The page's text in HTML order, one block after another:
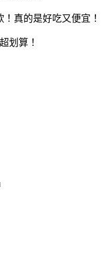
真的是好吃又便宜！
划算！